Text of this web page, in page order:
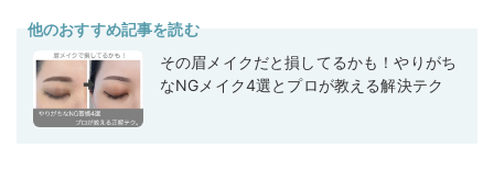
他のおすすめ記事を読む
その眉メイクだと損してるかも！やりがち
なNGメイク4選とプロが教える解決テク